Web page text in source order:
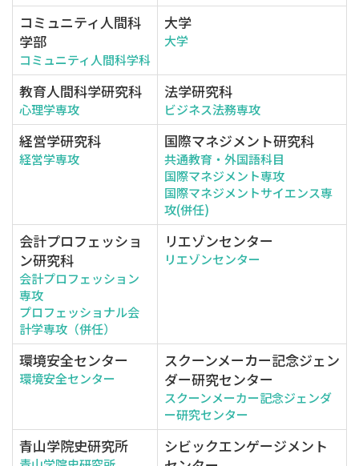
コミュニティ人間科
学部
コミュニティ人間科学科
大学
大学
教育人間科学研究科
心理学専攻
法学研究科
ビジネス法務専攻
経営学研究科
経営学専攻
国際マネジメント研究科
共通教育・外国語科目
国際マネジメント専攻
国際マネジメントサイエンス専
攻(併任)
会計プロフェッショ
ン研究科
会計プロフェッション
専攻
プロフェッショナル会
計学専攻（併任）
リエゾンセンター
リエゾンセンター
環境安全センター
環境安全センター
スクーンメーカー記念ジェン
ダー研究センター
スクーンメーカー記念ジェンダ
ー研究センター
青山学院史研究所
シビックエンゲージメント